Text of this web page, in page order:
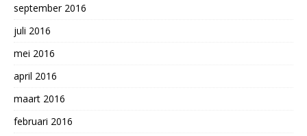
september 2016
juli 2016
mei 2016
april 2016
maart 2016
februari 2016